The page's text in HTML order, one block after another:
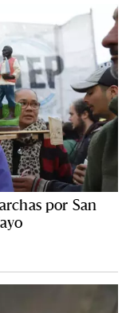
por San